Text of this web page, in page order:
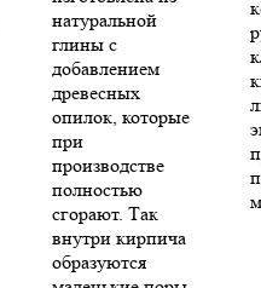
натуральной
глины с
добавлением
древесных
опилок, которые
при
производстве
полностью
сгорают. Так
внутри кирпича
образуются